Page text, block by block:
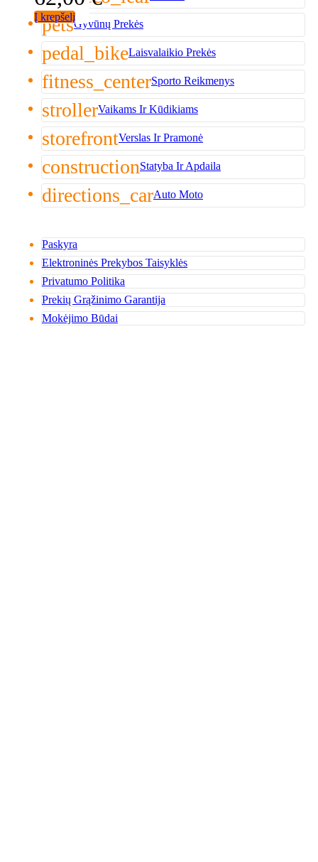
Į krepšelį
petsGyvūnų Prekės
pedal_bikeLaisvalaikio Prekės
fitness_centerSporto Reikmenys
strollerVaikams Ir Kūdikiams
storefrontVerslas Ir Pramonė
constructionStatyba Ir Apdaila
directions_carAuto Moto
Paskyra
Elektroninės Prekybos Taisyklės
Privatumo Politika
Prekių Grąžinimo Garantija
Mokėjimo Būdai